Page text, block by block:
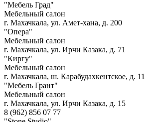
"Мебель Град"
Мебельный салон
г. Махачкала, ул. Амет-хана, д. 200
"Опера"
Мебельный салон
г. Махачкала, ул. Ирчи Казака, д. 71
"Киргу"
Мебельный салон
г. Махачкала, ш. Карабудахкентское, д. 11
"Мебель Грант"
Мебельный салон
г. Махачкала, ул. Ирчи Казака, д. 15
8 (962) 856 07 77